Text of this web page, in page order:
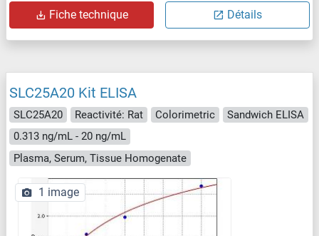
Fiche technique Détails
SLC25A20 Kit ELISA
SLC25A20 Reactivité: Rat Colorimetric
Sandwich ELISA
0.313 ng/mL - 20 ng/mL
Plasma, Serum, Tissue Homogenate
1 image